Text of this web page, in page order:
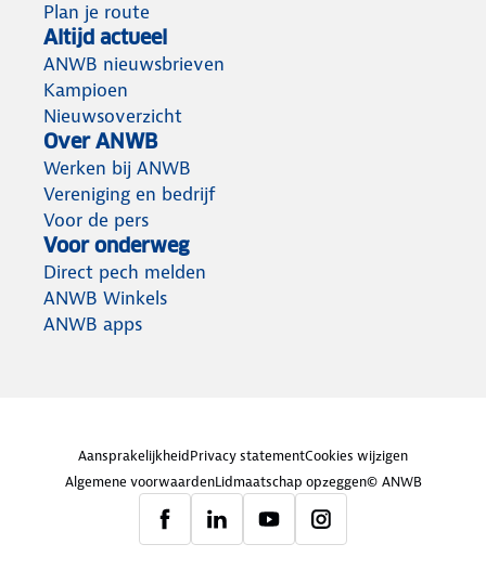
Plan je route
Altijd actueel
ANWB nieuwsbrieven
Kampioen
Nieuwsoverzicht
Over ANWB
Werken bij ANWB
Vereniging en bedrijf
Voor de pers
Voor onderweg
Direct pech melden
ANWB Winkels
ANWB apps
AansprakelijkheidPrivacy statementCookies wijzigen
Algemene voorwaardenLidmaatschap opzeggen© ANWB